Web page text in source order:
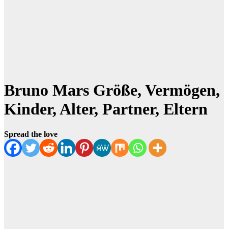
Bruno Mars Größe, Vermögen,
Kinder, Alter, Partner, Eltern
Spread the love